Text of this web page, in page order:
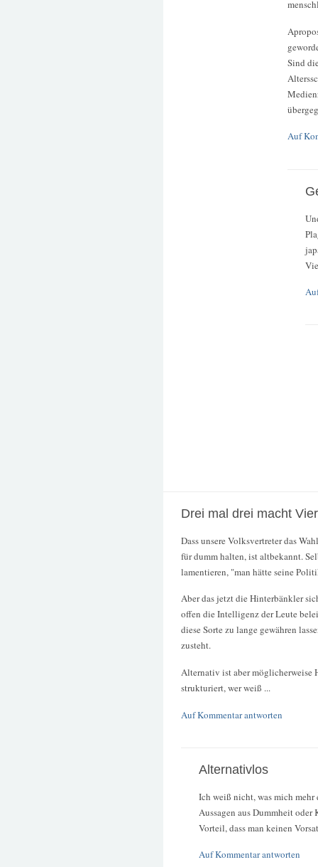
Sind
Auf
Drei mal drei macht
Dass unsere Volksvertreter das
für dumm halten, ist altbekannt.
lamentieren, "man hätte seine
Aber das jetzt die Hinterbänkler
offen die Intelligenz der Leute
diese Sorte zu lange gewähren
zusteht.
Alternativ ist aber möglicherweise
strukturiert, wer weiß ...
Auf Kommentar antworten
Alternativlos
Ich weiß nicht, was mich mehr
Aussagen aus Dummheit
Vorteil, dass man keinen
Auf Kommentar antworten